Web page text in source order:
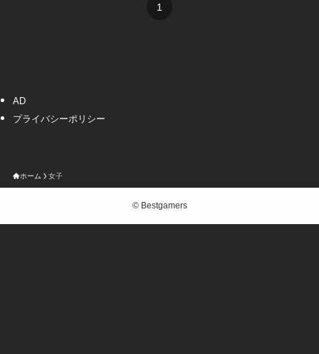
1
AD
プライバシーポリシー
ホーム 女子
©Bestgamers